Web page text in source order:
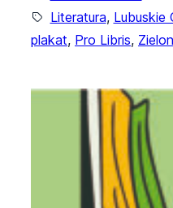
Literatura, Lubuskie
plakat, Pro Libris,